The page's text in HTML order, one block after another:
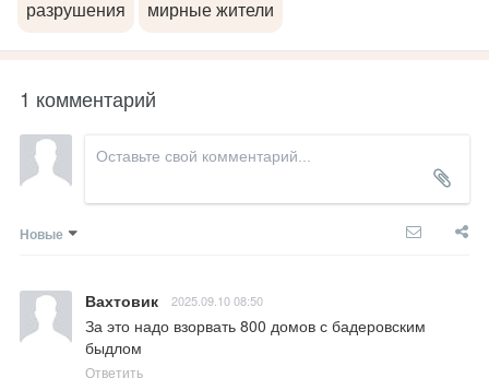
разрушения мирные жители
1 комментарий
Новые
Вахтовик 2025.09.10 08:50
За это надо взорвать 800 домов с бадеровским
быдлом
Ответить